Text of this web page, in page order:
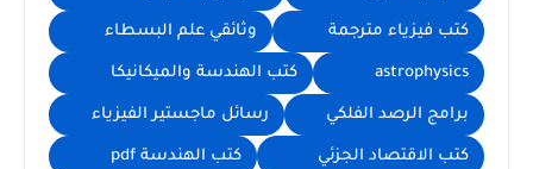
كتب فيزياء مترجمة وثائقي علم البسطاء
astrophysics كتب الهندسة والميكانيكا
برامج الرصد الفلكي رسائل ماجستير الفيزياء
كتب الاقتصاد الجزئي كتب الهندسة pdf